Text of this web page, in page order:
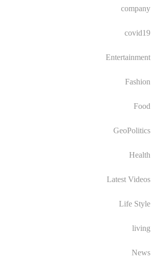
company
covid19
Entertainment
Fashion
Food
GeoPolitics
Health
Latest Videos
Life Style
living
News